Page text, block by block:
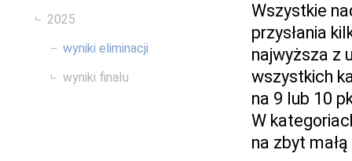
2025
wyniki eliminacji
wyniki finału
Wszystkie
przysłania
najwyższa z
wszystkich
na 9 lub 10
W
na zbyt